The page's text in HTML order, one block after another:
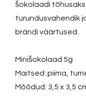
šokolaadi tõhusaks
turundusvahendik
brändi väärtused.
Minišokolaad 5g
Maitsed: piima,
Mõõdud: 3,5 x 3,5